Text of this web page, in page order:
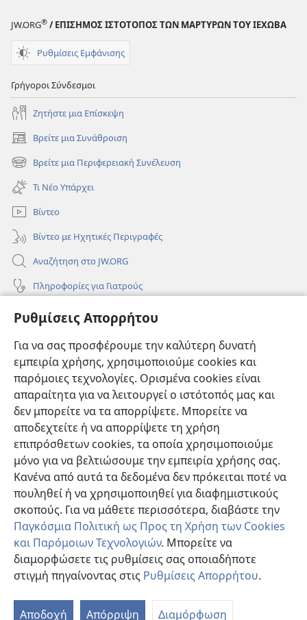
Ρυθμίσεις Απορρήτου
Για να σας προσφέρουμε την καλύτερη δυνατή
εμπειρία χρήσης, χρησιμοποιούμε cookies και
παρόμοιες τεχνολογίες. Ορισμένα cookies είναι
απαραίτητα για να λειτουργεί ο ιστότοπός μας και
δεν μπορείτε να τα απορρίψετε. Μπορείτε να
αποδεχτείτε ή να απορρίψετε τη χρήση
επιπρόσθετων cookies, τα οποία χρησιμοποιούμε
μόνο για να βελτιώσουμε την εμπειρία χρήσης σας.
Κανένα από αυτά τα δεδομένα δεν πρόκειται ποτέ να
πουληθεί ή να χρησιμοποιηθεί για διαφημιστικούς
σκοπούς. Για να μάθετε περισσότερα, διαβάστε την
Παγκόσμια Πολιτική ως Προς τη Χρήση των Cookies
και Παρόμοιων Τεχνολογιών. Μπορείτε να
διαμορφώσετε τις ρυθμίσεις σας οποιαδήποτε
στιγμή πηγαίνοντας στις Ρυθμίσεις Απορρήτου.
Αποδοχή Απόρριψη Διαμόρφωση
JW.ORG® / ΕΠΙΣΗΜΟΣ ΙΣΤΟΤΟΠΟΣ ΤΩΝ ΜΑΡΤΥΡΩΝ ΤΟΥ ΙΕΧΩΒΑ
Ρυθμίσεις Εμφάνισης
Γρήγοροι Σύνδεσμοι
Ζητήστε μια Επίσκεψη
Βρείτε μια Συνάθροιση
(ανοίγει
νέο
παράθυρο)
Βρείτε μια Περιφερειακή Συνέλευση
(ανοίγει
νέο
παράθυρο)
Τι Νέο Υπάρχει
Βίντεο
Βίντεο με Ηχητικές Περιγραφές
Αναζήτηση στο JW.ORG
Πληροφορίες για Γιατρούς
Πληροφορίες για Επίσημους Φορείς και ΜΜΕ
Συνεισφορές
(ανοίγει
παράθυρο)ΔΙΑΔΙΚΤΥΑΚΗ ΒΙΒΛΙΟΘΗΚΗ της Σκοπιάς™
(ανοίγει
νέο
παράθυρο)
JW Hub ®
(ανοίγει
νέο
παράθυρο)JW Library®
Βιβλιοθήκη της Σκοπιάς
Copyright
© 2026 Watch Tower Bible and Tract Society of Pennsylvania.
ΟΡΟΙ ΧΡΗΣΗΣ |ΠΟΛΙΤΙΚΗ ΑΠΟΡΡΗΤΟΥ |ΡΥΘΜΙΣΕΙΣ ΑΠΟΡΡΗΤΟΥ